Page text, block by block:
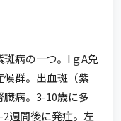
病の一つ。IｇA免
群。出血斑（紫
病。3-10歳に多
週間後に発症。左